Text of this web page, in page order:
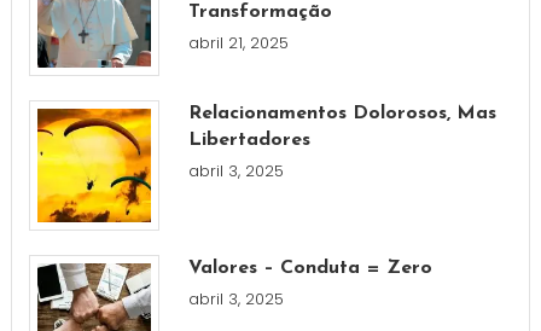
Transformação
abril 21, 2025
Relacionamentos Dolorosos, Mas
Libertadores
abril 3, 2025
Valores – Conduta = Zero
abril 3, 2025